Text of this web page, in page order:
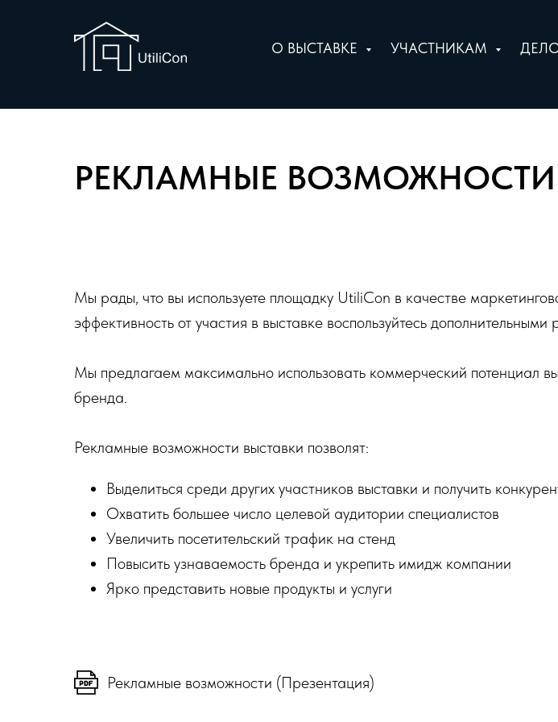
О ВЫСТАВКЕ УЧАСТНИКАМ
РЕКЛАМНЫЕ ВОЗМОЖНОСТИ
Мы рады, что вы используете площадку UtiliCon в качестве
эффективность от участия в выставке воспользуйтесь
Мы предлагаем максимально использовать коммерческий потенциал
бренда.
Рекламные возможности выставки позволят:
Выделиться среди других участников выставки и получить
Охватить большее число целевой аудитории специалистов
Увеличить посетительский трафик на стенд
Повысить узнаваемость бренда и укрепить имидж компании
Ярко представить новые продукты и услуги
Рекламные возможности (Презентация)